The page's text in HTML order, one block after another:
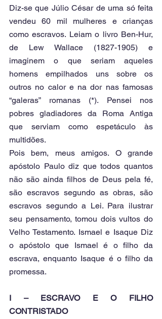
Diz-se que Júlio César de uma só feita
vendeu 60 mil mulheres e crianças
como escravos. Leiam o livro Ben-Hur,
de Lew Wallace (1827-1905) e
imaginem o que seriam aqueles
homens empilhados uns sobre os
outros no calor e na dor nas famosas
“galeras” romanas (*). Pensei nos
pobres gladiadores da Roma Antiga
que serviam como espetáculo às
multidões.
Pois bem, meus amigos. O grande
apóstolo Paulo diz que todos quantos
não são ainda filhos de Deus pela fé,
são escravos segundo as obras, são
escravos segundo a Lei. Para ilustrar
seu pensamento, tomou dois vultos do
Velho Testamento. Ismael e Isaque Diz
o apóstolo que Ismael é o filho da
escrava, enquanto Isaque é o filho da
promessa.
I – ESCRAVO E O FILHO
CONTRISTADO